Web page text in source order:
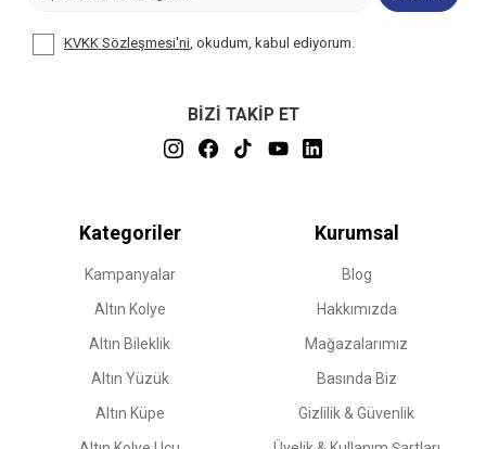
KVKK Sözleşmesi'ni, okudum, kabul ediyorum.
BİZİ TAKİP ET
Kategoriler
Kampanyalar
Altın Kolye
Altın Bileklik
Altın Yüzük
Altın Küpe
Kurumsal
Blog
Hakkımızda
Mağazalarımız
Basında Biz
Gizlilik & Güvenlik